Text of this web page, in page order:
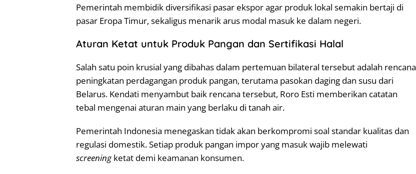
Pemerintah membidik diversifikasi pasar ekspor agar produk lokal semakin bertaji di
pasar Eropa Timur, sekaligus menarik arus modal masuk ke dalam negeri.
Aturan Ketat untuk Produk Pangan dan Sertifikasi Halal
Salah satu poin krusial yang dibahas dalam pertemuan bilateral tersebut adalah rencana
peningkatan perdagangan produk pangan, terutama pasokan daging dan susu dari
Belarus. Kendati menyambut baik rencana tersebut, Roro Esti memberikan catatan
tebal mengenai aturan main yang berlaku di tanah air.
Pemerintah Indonesia menegaskan tidak akan berkompromi soal standar kualitas dan
regulasi domestik. Setiap produk pangan impor yang masuk wajib melewati
screeningketat demi keamanan konsumen.